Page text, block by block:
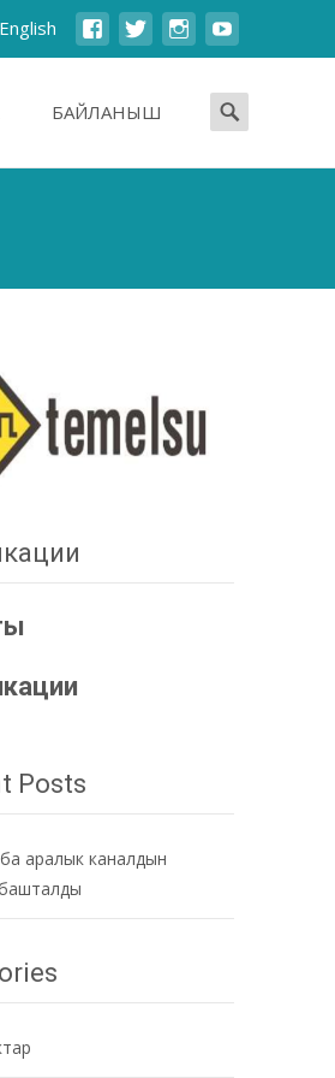
English
БАЙЛАНЫШ
Posts
аралык каналдын